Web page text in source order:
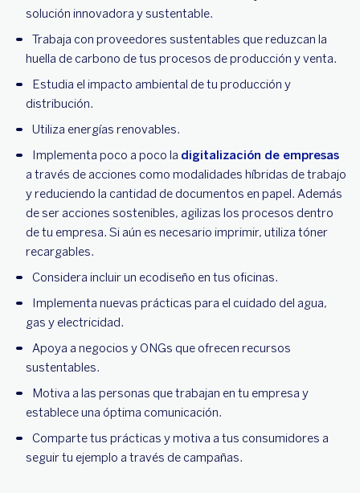
solución innovadora y sustentable.
Trabaja con proveedores sustentables que reduzcan la
huella de carbono de tus procesos de producción y venta.
Estudia el impacto ambiental de tu producción y
distribución.
Utiliza energías renovables.
Implementa poco a poco la digitalización de empresas
a través de acciones como modalidades híbridas de trabajo
y reduciendo la cantidad de documentos en papel. Además
de ser acciones sostenibles, agilizas los procesos dentro
de tu empresa. Si aún es necesario imprimir, utiliza tóner
recargables.
Considera incluir un ecodiseño en tus oficinas.
Implementa nuevas prácticas para el cuidado del agua,
gas y electricidad.
Apoya a negocios y ONGs que ofrecen recursos
sustentables.
Motiva a las personas que trabajan en tu empresa y
establece una óptima comunicación.
Comparte tus prácticas y motiva a tus consumidores a
seguir tu ejemplo a través de campañas.